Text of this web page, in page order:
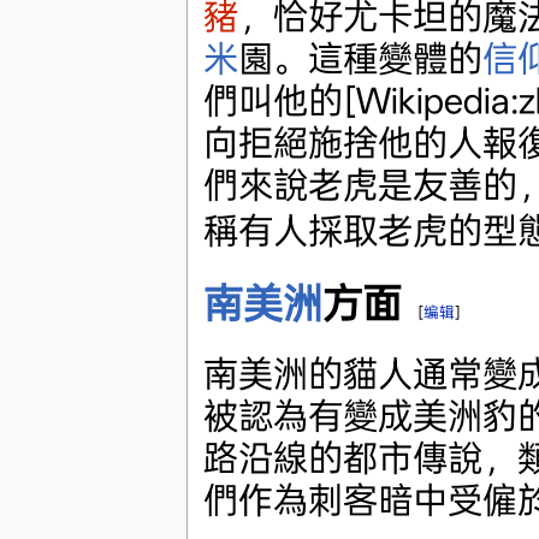
豬，恰好尤卡坦的魔
米園。這種變體的信
們叫他的
向拒絕施捨他的人報
們來說老虎是友善的
稱有人採取老虎的型
南美洲方面 [编辑]
南美洲的貓人通常變
被認為有變成美洲豹
路沿線的都市傳說，
們作為刺客暗中受僱